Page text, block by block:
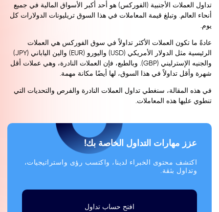
تداول العملات الأجنبية (الفوركس) هو أحد أكبر الأسواق المالية في جميع
أنحاء العالم. وتبلغ قيمة المعاملات في هذا السوق تريليونات الدولارات كل
يوم.
عادةً ما تكون العملات الأكثر تداولاً في سوق الفوركس هي العملات
الرئيسية مثل الدولار الأمريكي (USD) واليورو (EUR) والين الياباني (JPY)
والجنيه الإسترليني (GBP). وبالطبع، فإن العملات النادرة، وهي عملات أقل
شهرة وأقل تداولاً في هذا السوق، لها أيضًا مكانة مهمة.
في هذه المقالة، سنغطي تداول العملات النادرة والفرص والتحديات التي
تنطوي عليها هذه المعاملات.
عزز مهارات التداول الخاصة بك!
اكتشف محتوى الخبراء لدينا، واكتسب رؤى واستراتيجيات،
وتداول بثقة.
افتح حساب تداول